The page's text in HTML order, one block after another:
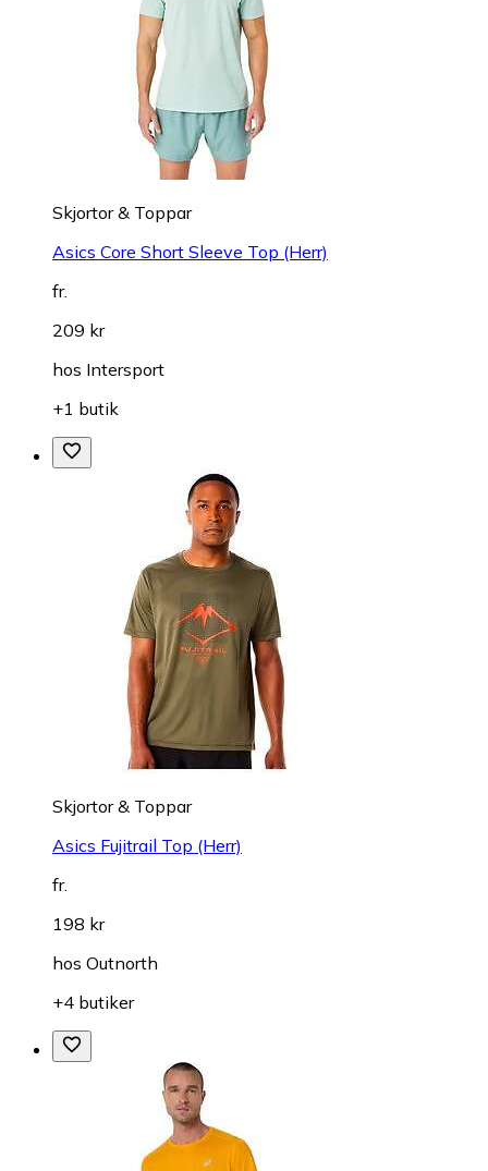
Skjortor & Toppar
Asics Core Short Sleeve Top (Herr)
fr.
209 kr
hos Intersport
+1 butik
Skjortor & Toppar
Asics Fujitrail Top (Herr)
fr.
198 kr
hos Outnorth
+4 butiker